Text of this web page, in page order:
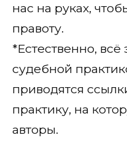
нас на руках,
правоту.
*Естественно,
судебной
приводятся
практику, на
авторы.